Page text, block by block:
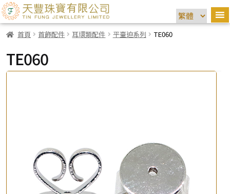
首頁 首飾配件 耳環類配件 平臺迫系列 TE060
TE060